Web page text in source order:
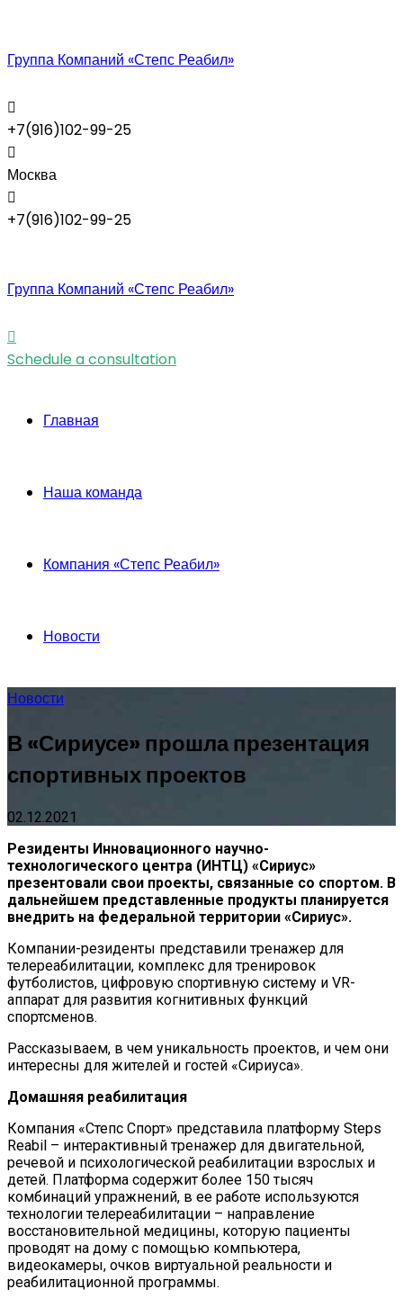
Группа Компаний «Степс Реабил»
+7(916)102-99-25
Москва
+7(916)102-99-25
Группа Компаний «Степс Реабил»
Schedule a consultation
Главная
Наша команда
Компания «Степс Реабил»
Новости
Новости
В «Сириусе» прошла презентация
спортивных проектов
02.12.2021
Резиденты Инновационного научно-
технологического центра (ИНТЦ) «Сириус»
презентовали свои проекты, связанные со спортом. В
дальнейшем представленные продукты планируется
внедрить на федеральной территории «Сириус».
Компании-резиденты представили тренажер для
телереабилитации, комплекс для тренировок
футболистов, цифровую спортивную систему и VR-
аппарат для развития когнитивных функций
спортсменов.
Рассказываем, в чем уникальность проектов, и чем они
интересны для жителей и гостей «Сириуса».
Домашняя реабилитация
Компания «Степс Спорт» представила платформу Steps
Reabil – интерактивный тренажер для двигательной,
речевой и психологической реабилитации взрослых и
детей. Платформа содержит более 150 тысяч
комбинаций упражнений, в ее работе используются
технологии телереабилитации – направление
восстановительной медицины, которую пациенты
проводят на дому с помощью компьютера,
видеокамеры, очков виртуальной реальности и
реабилитационной программы.